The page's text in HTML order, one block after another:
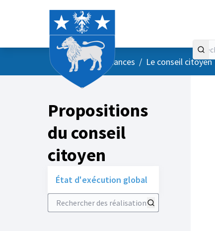
AccueilMenu principal
/ Vos instances / Le conseil citoyen
Propositions
du conseil
citoyen
État d'exécution global
Rechercher des réalisations